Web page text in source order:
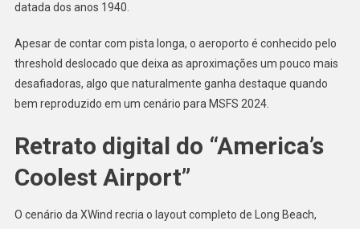
datada dos anos 1940.
Apesar de contar com pista longa, o aeroporto é conhecido pelo
threshold deslocado que deixa as aproximações um pouco mais
desafiadoras, algo que naturalmente ganha destaque quando
bem reproduzido em um cenário para MSFS 2024.
Retrato digital do “America’s
Coolest Airport”
O cenário da XWind recria o layout completo de Long Beach,